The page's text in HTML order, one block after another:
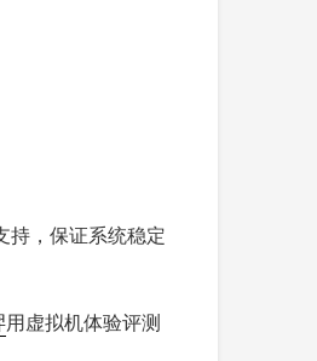
持，保证系统稳定
用虚拟机体验评测